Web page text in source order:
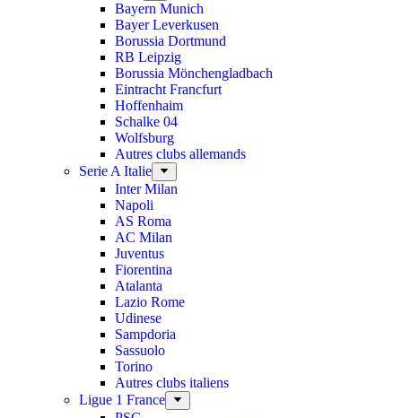
Bayern Munich
Bayer Leverkusen
Borussia Dortmund
RB Leipzig
Borussia Mönchengladbach
Eintracht Francfurt
Hoffenhaim
Schalke 04
Wolfsburg
Autres clubs allemands
Serie A Italie
Inter Milan
Napoli
AS Roma
AC Milan
Juventus
Fiorentina
Atalanta
Lazio Rome
Udinese
Sampdoria
Sassuolo
Torino
Autres clubs italiens
Ligue 1 France